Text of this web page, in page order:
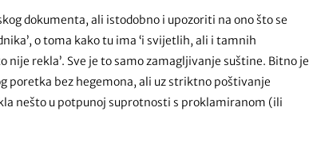
dokumenta, ali istodobno i upozoriti na ono što se
o toma kako tu ima ‘i svijetlih, ali i tamnih
nije rekla’. Sve je to samo zamagljivanje suštine. Bitno je
poretka bez hegemona, ali uz striktno poštivanje
nešto u potpunoj suprotnosti s proklamiranom (ili